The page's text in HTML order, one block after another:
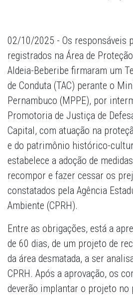
02/10/2025 - Os responsáveis
registrados na Área de
Aldeia-Beberibe firmaram um
de Conduta (TAC) perante o
Pernambuco (MPPE), por
Promotoria de Justiça de
Capital, com atuação na
e do patrimônio histórico-
estabelece a adoção de
recompor e fazer cessar os
constatados pela Agência
Ambiente (CPRH).
Entre as obrigações, está a
de 60 dias, de um projeto de
da área desmatada, a ser
CPRH. Após a aprovação, os
deverão implantar o projeto no